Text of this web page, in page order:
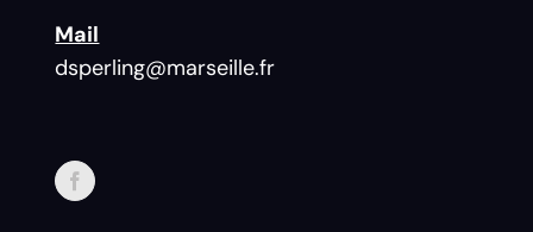
Mail
dsperling@marseille.fr